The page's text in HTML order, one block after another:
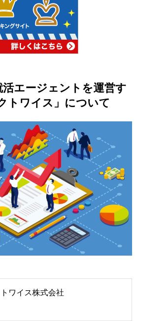
エージェントを運営す
トワイス」について
ワイス株式会社